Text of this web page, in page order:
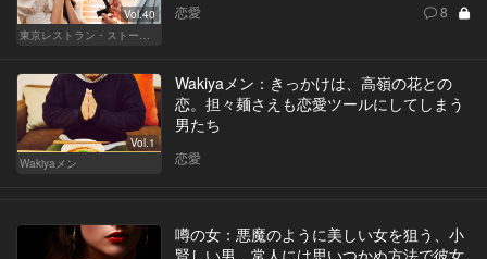
Vol.40
東京レストラン・ストーリー
恋愛 8
Vol.1
Wakiyaメン
Wakiyaメン：きっかけは、高嶺の花との
恋。担々麺さえも恋愛ツールにしてしまう
男たち
恋愛
噂の女：悪魔のように美しい女を狙う、小